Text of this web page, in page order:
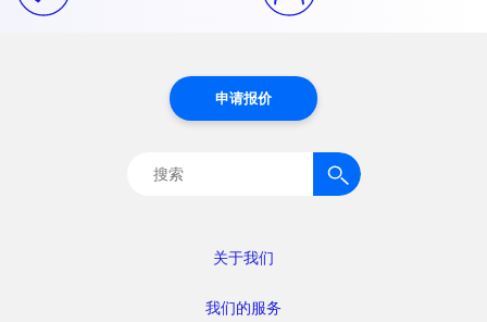
关于我们
我们的服务
申请报价
搜